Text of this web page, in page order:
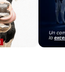
veterinario